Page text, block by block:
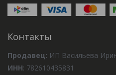
Контакты
Продавец: ИП Васильева
ИНН: 782610435831